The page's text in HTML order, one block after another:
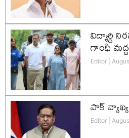
విద్యార్థి
గాంధీ
Editor
పాక్
Editor